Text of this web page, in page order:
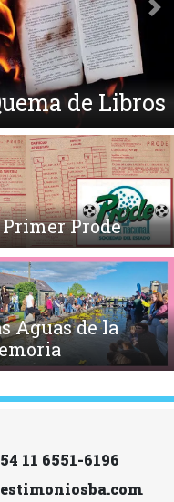
de Libros
Prode
Aguas de la
11 6551-6196